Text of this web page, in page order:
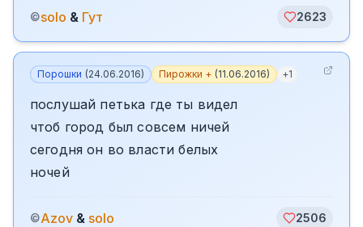
©solo & Гут 2623
Порошки (24.06.2016) Пирожки + (11.06.2016) +1
послушай петька где ты видел
чтоб город был совсем ничей
сегодня он во власти белых
ночей
©Azov & solo 2506